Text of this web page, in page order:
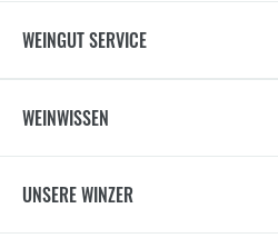
WEINGUT SERVICE
WEINWISSEN
UNSERE WINZER